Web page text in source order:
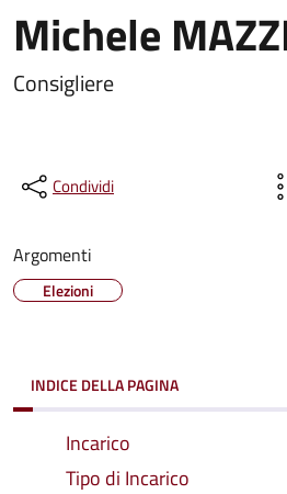
Michele
Consigliere
Condividi
Argomenti
Elezioni
INDICE DELLA PAGINA
Incarico
Tipo di Incarico